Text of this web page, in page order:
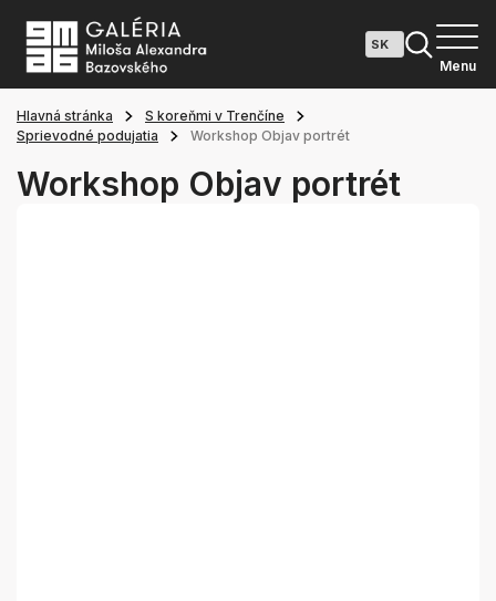
Menu
Hlavná stránka
S koreňmi v Trenčíne
Sprievodné podujatia
Workshop Objav portrét
Workshop Objav portrét